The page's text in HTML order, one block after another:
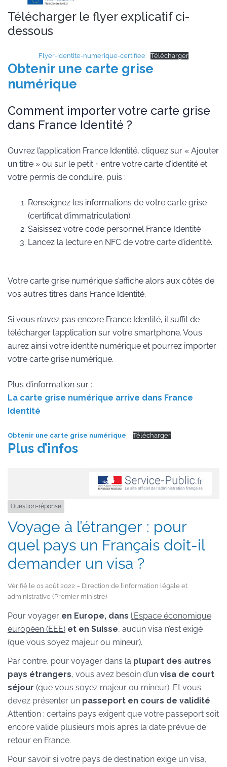
Télécharger le flyer explicatif ci-
dessous
Flyer-Identite-numerique-certifiee Télécharger
Obtenir une carte grise
numérique
Comment importer votre carte grise
dans France Identité ?
Ouvrez l’application France Identité, cliquez sur « Ajouter
un titre » ou sur le petit + entre votre carte d’identité et
votre permis de conduire, puis :
Renseignez les informations de votre carte grise
(certificat d’immatriculation)
Saisissez votre code personnel France Identité
Lancez la lecture en NFC de votre carte d’identité.
Votre carte grise numérique s’affiche alors aux côtés de
vos autres titres dans France Identité.
Si vous n’avez pas encore France Identité, il suffit de
télécharger l’application sur votre smartphone. Vous
aurez ainsi votre identité numérique et pourrez importer
votre carte grise numérique.
Plus d’information sur :
La carte grise numérique arrive dans France
Identité
Obtenir une carte grise numérique Télécharger
Plus d’infos
Question-réponse
Voyage à l’étranger : pour
quel pays un Français doit-il
demander un visa ?
Vérifié le 01 août 2022 – Direction de l’information légale et
administrative (Premier ministre)
Pour voyager en Europe, dans l’Espace économique
européen (EEE) et en Suisse, aucun visa n’est exigé
(que vous soyez majeur ou mineur).
Par contre, pour voyager dans la plupart des autres
pays étrangers, vous avez besoin d’un visa de court
séjour (que vous soyez majeur ou mineur). Et vous
devez présenter un passeport en cours de validité.
Attention : certains pays exigent que votre passeport soit
encore valide plusieurs mois après la date prévue de
retour en France.
Pour savoir si votre pays de destination exige un visa,